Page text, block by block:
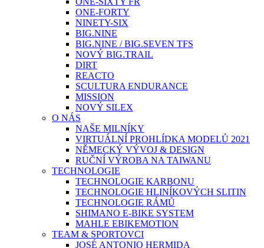
ONE-FORTY
NINETY-SIX
BIG.NINE
BIG.NINE / BIG.SEVEN TFS
NOVÝ BIG.TRAIL
DIRT
REACTO
SCULTURA ENDURANCE
MISSION
NOVÝ SILEX
O NÁS
NAŠE MILNÍKY
VIRTUÁLNÍ PROHLÍDKA MODELŮ 2021
NĚMECKÝ VÝVOJ & DESIGN
RUČNÍ VÝROBA NA TAIWANU
TECHNOLOGIE
TECHNOLOGIE KARBONU
TECHNOLOGIE HLINÍKOVÝCH SLITIN
TECHNOLOGIE RÁMŮ
SHIMANO E-BIKE SYSTEM
MAHLE EBIKEMOTION
TEAM & SPORTOVCI
JOSÉ ANTONIO HERMIDA